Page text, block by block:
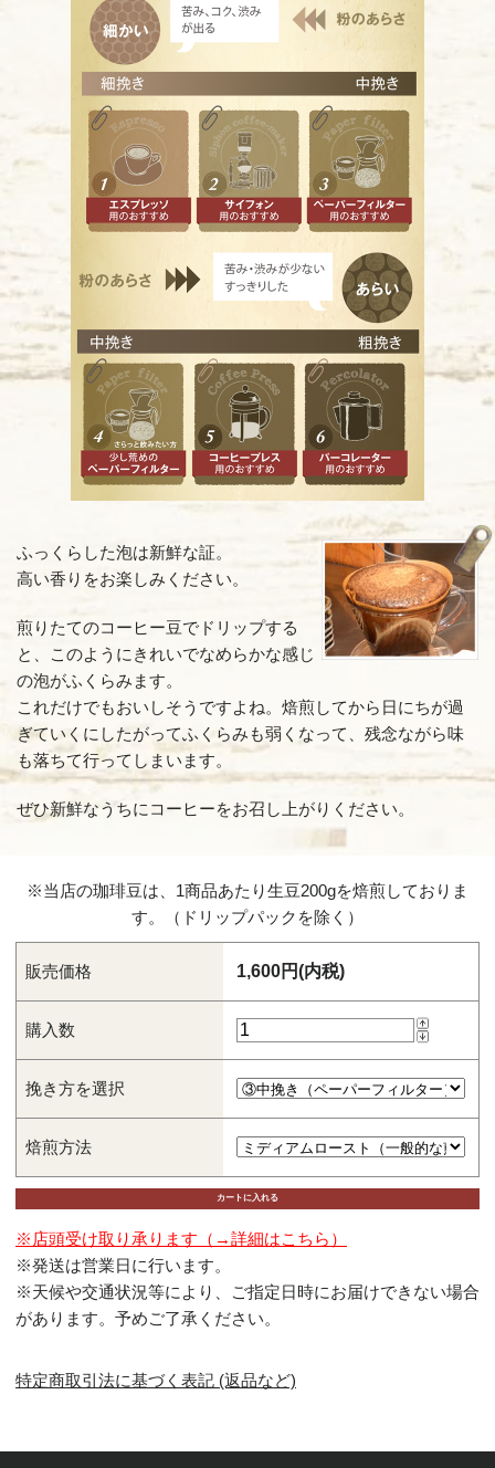
やや深
しっ
フレ
強い苦
最も深
ふっくらした泡は新鮮な証。
高い香りをお楽しみください。
煎りたてのコーヒー豆でドリップする
と、このようにきれいでなめらかな感じ
の泡がふくらみます。
これだけでもおいしそうですよね。焙煎してから日にちが過
ぎていくにしたがってふくらみも弱くなって、残念ながら味
も落ちて行ってしまいます。
ぜひ新鮮なうちにコーヒーをお召し上がりください。
※当店の珈琲豆は、1商品あたり生豆200gを焙煎しておりま
す。（ドリップパックを除く）
販売価格 1,600円(内税)
購入数
挽き方を選択
焙煎方法
※店頭受け取り承ります（→詳細はこちら）
※発送は営業日に行います。
※天候や交通状況等により、ご指定日時にお届けできない場合
があります。予めご了承ください。
特定商取引法に基づく表記 (返品など)